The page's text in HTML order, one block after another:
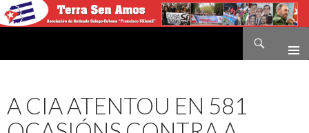
A CIA ATENTOU EN 581